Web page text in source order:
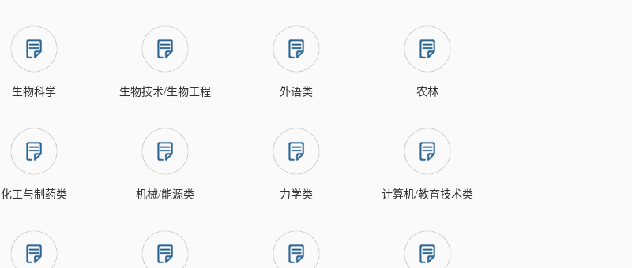
生物科学 生物技术/生物工程 外语类 农林
化工与制药类 机械/能源类 力学类 计算机/教育技术类